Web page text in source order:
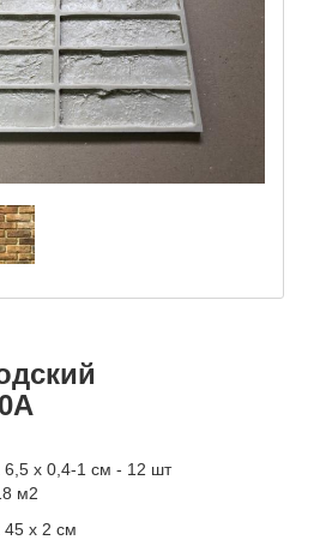
6,5 х 0,4-1 см - 12 шт
м2
х 2 см